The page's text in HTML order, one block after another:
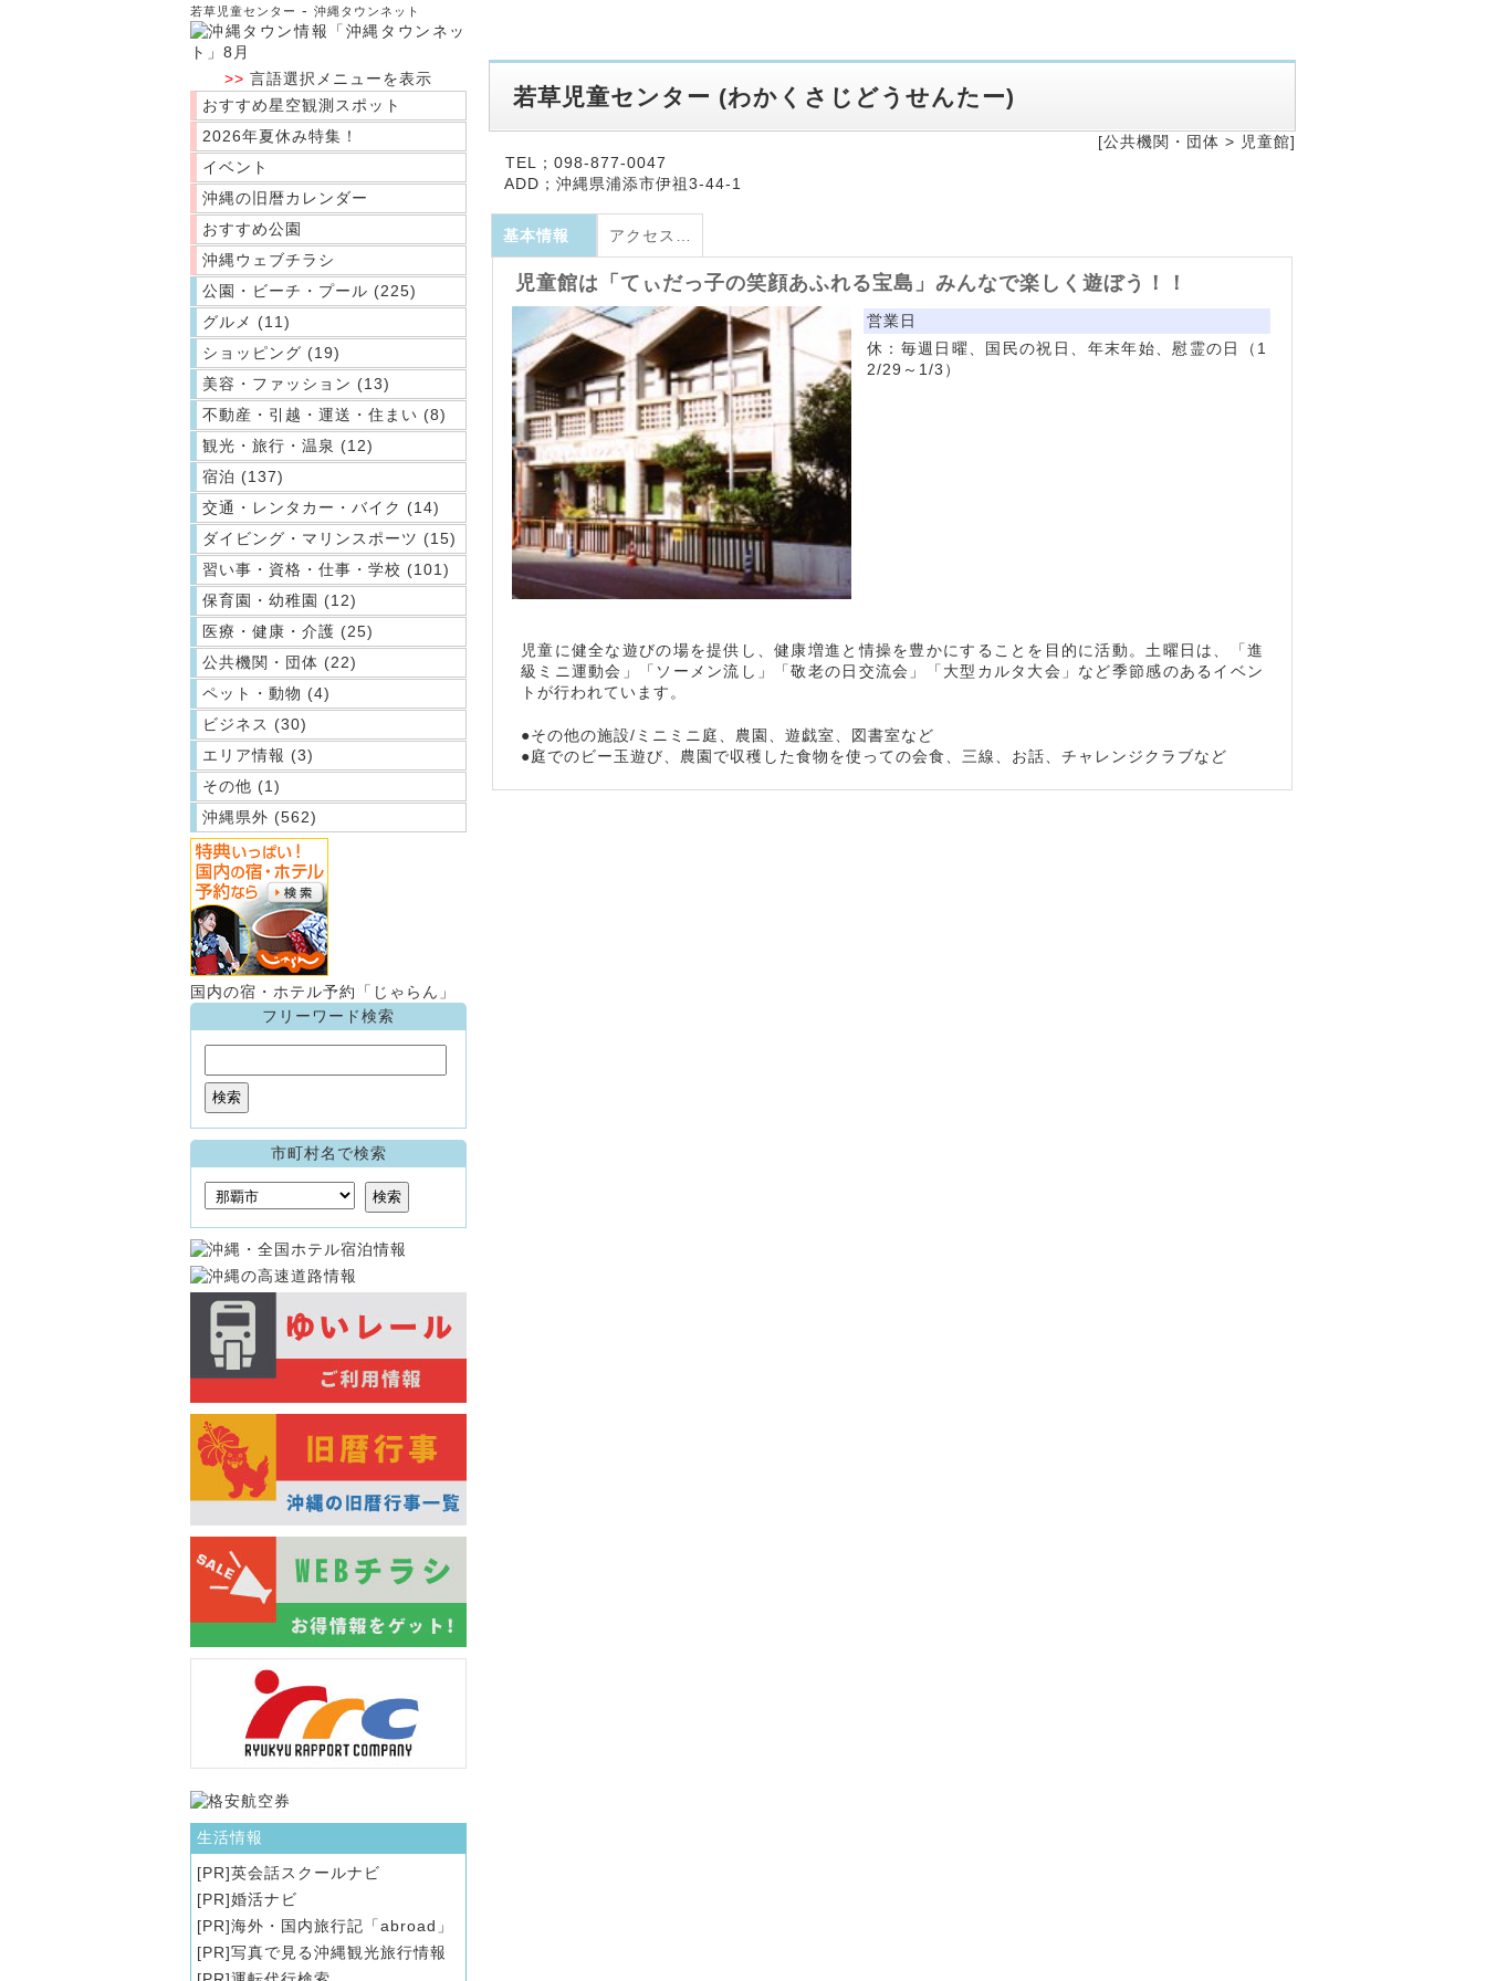
若草児童センター - 沖縄タウンネット
>> 言語選択メニューを表示
おすすめ星空観測スポット
2026年夏休み特集！
イベント
沖縄の旧暦カレンダー
おすすめ公園
沖縄ウェブチラシ
公園・ビーチ・プール (225)
グルメ (11)
ショッピング (19)
美容・ファッション (13)
不動産・引越・運送・住まい (8)
観光・旅行・温泉 (12)
宿泊 (137)
交通・レンタカー・バイク (14)
ダイビング・マリンスポーツ (15)
習い事・資格・仕事・学校 (101)
保育園・幼稚園 (12)
医療・健康・介護 (25)
公共機関・団体 (22)
ペット・動物 (4)
ビジネス (30)
エリア情報 (3)
その他 (1)
沖縄県外 (562)
国内の宿・ホテル予約「じゃらん」
フリーワード検索
市町村名で検索
生活情報
英会話スクールナビ
婚活ナビ
海外・国内旅行記「abroad」
写真で見る沖縄観光旅行情報
若草児童センター (わかくさじどうせんたー)
[公共機関・団体 > 児童館]
TEL；098-877-0047
ADD；沖縄県浦添市伊祖3-44-1
基本情報
児童館は「てぃだっ子の笑顔あふれる宝島」みんなで楽しく遊ぼう！！
営業日
休：毎週日曜、国民の祝日、年末年始、慰霊の日（1
2/29～1/3）
児童に健全な遊びの場を提供し、健康増進と情操を豊かにすることを目的に活動。土曜日は、「進
級ミニ運動会」「ソーメン流し」「敬老の日交流会」「大型カルタ大会」など季節感のあるイベン
トが行われています。
●その他の施設/ミニミニ庭、農園、遊戯室、図書室など
●庭でのビー玉遊び、農園で収穫した食物を使っての会食、三線、お話、チャレンジクラブなど